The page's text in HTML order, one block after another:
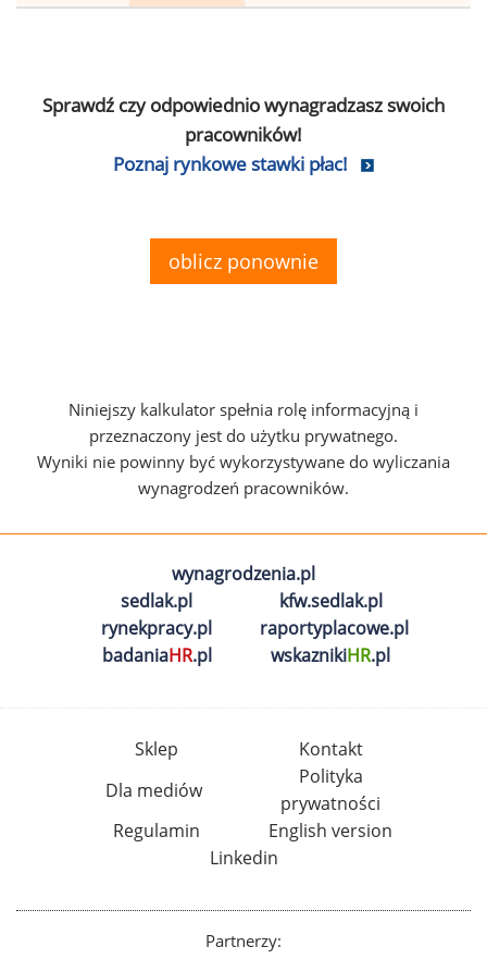
Sprawdź czy odpowiednio wynagradzasz swoich
pracowników!
Poznaj rynkowe stawki płac!
oblicz ponownie
Niniejszy kalkulator spełnia rolę informacyjną i
przeznaczony jest do użytku prywatnego.
Wyniki nie powinny być wykorzystywane do wyliczania
wynagrodzeń pracowników.
wynagrodzenia.pl
sedlak.pl
kfw.sedlak.pl
rynekpracy.pl
raportyplacowe.pl
badaniaHR.pl wskaznikiHR.pl
Sklep
Kontakt
Dla mediów
Polityka
prywatności
Regulamin
English version
Linkedin
Partnerzy: